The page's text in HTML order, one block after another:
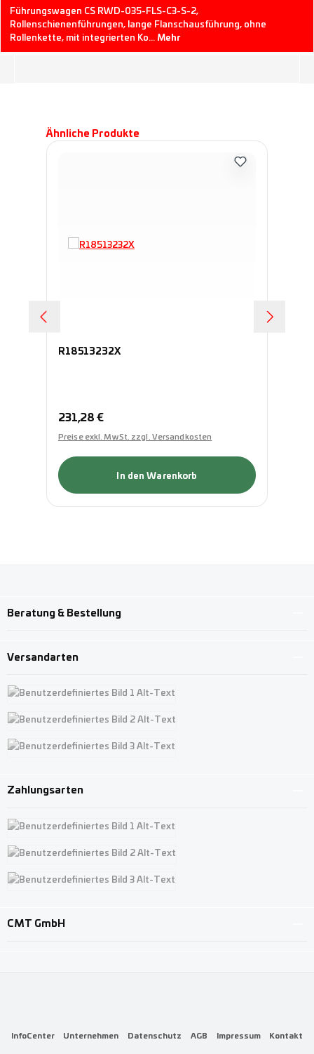
Führungswagen CS RWD-035-FLS-C3-S-2,
Rollenschienenführungen, lange Flanschausführung, ohne
Rollenkette, mit integrierten Ko… Mehr
Produktgalerie überspringen
Ähnliche Produkte
R18513232X
Regulärer Preis:
231,28 €
Preise exkl. MwSt. zzgl. Versandkosten
In den Warenkorb
Beratung & Bestellung
Versandarten
Benutzerdefiniertes Bild 1
Benutzerdefiniertes Bild 2
Zahlungsarten
Benutzerdefiniertes Bild 1
Benutzerdefiniertes Bild 2
CMT GmbH
InfoCenter Unternehmen Datenschutz AGB Impressum Kontakt